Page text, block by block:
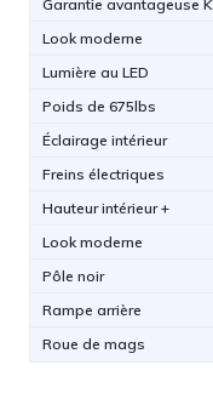
Garantie avantageuse
Look moderne
Lumière au LED
Poids de 675lbs
Éclairage intérieur
Freins électriques
Hauteur intérieur +
Look moderne
Pôle noir
Rampe arrière
Roue de mags